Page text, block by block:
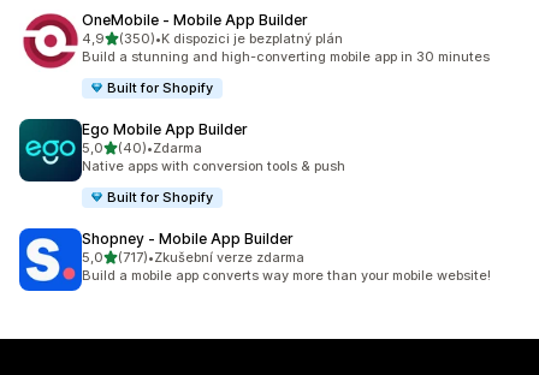
OneMobile ‑ Mobile App Builder
4,9z 5 hvězd
(350)
Celkový počet recenzí: 350
•K dispozici je bezplatný plán
Build a stunning and high-converting mobile app in 30 minutes
Built for Shopify
Ego Mobile App Builder
5,0z 5 hvězd
(40)
Celkový počet recenzí: 40
•Zdarma
Native apps with conversion tools & push
Built for Shopify
Shopney ‑ Mobile App Builder
5,0z 5 hvězd
(717)
Celkový počet recenzí: 717
•Zkušební verze zdarma
Build a mobile app converts way more than your mobile website!